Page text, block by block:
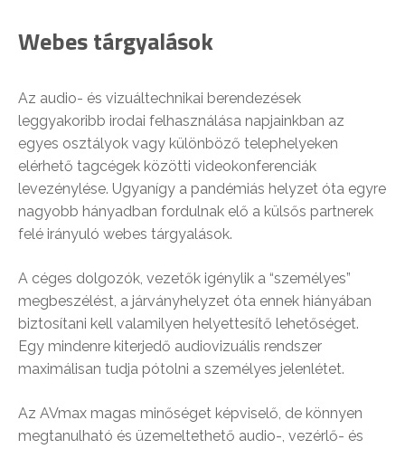
Webes tárgyalások
Az audio- és vizuáltechnikai berendezések
leggyakoribb irodai felhasználása napjainkban az
egyes osztályok vagy különböző telephelyeken
elérhető tagcégek közötti videokonferenciák
levezénylése. Ugyanígy a pandémiás helyzet óta egyre
nagyobb hányadban fordulnak elő a külsős partnerek
felé irányuló webes tárgyalások.
A céges dolgozók, vezetők igénylik a “személyes”
megbeszélést, a járványhelyzet óta ennek hiányában
biztosítani kell valamilyen helyettesítő lehetőséget.
Egy mindenre kiterjedő audiovizuális rendszer
maximálisan tudja pótolni a személyes jelenlétet.
Az AVmax magas minőséget képviselő, de könnyen
megtanulható és üzemeltethető audio-, vezérlő- és